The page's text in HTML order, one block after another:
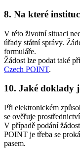
8. Na které
V této životní situaci
úřady státní správy.
formuláře.
Žádost lze podat také
Czech POINT.
10. Jaké doklady
Při elektronickém
se ověřuje
V případě podání
POINT je třeba se
pasem.